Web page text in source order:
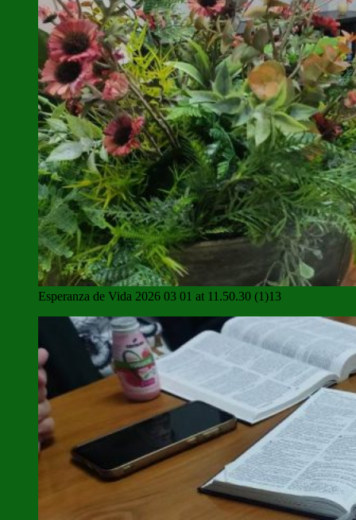
Esperanza de Vida 2026 03 01 at 11.50.30 (1)13